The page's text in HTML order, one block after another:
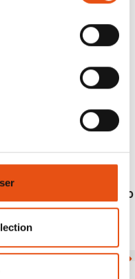
RDS DOWN
€229,90